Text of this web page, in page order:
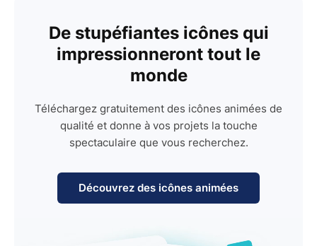
De stupéfiantes icônes qui
impressionneront tout le
monde
Téléchargez gratuitement des icônes animées de
qualité et donne à vos projets la touche
spectaculaire que vous recherchez.
Découvrez des icônes animées